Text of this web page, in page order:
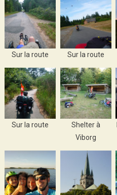
Sur la route Sur la route
Sur la route
Shelter à
Viborg